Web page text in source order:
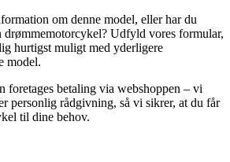
om denne model, eller har du
Udfyld vores formular,
hurtigst muligt med yderligere
model.
foretages betaling via webshoppen – vi
personlig rådgivning, så vi sikrer, at du får
til dine behov.